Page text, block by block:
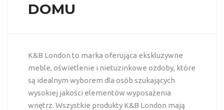
DOMU
K&B London to marka oferująca ekskluzywne
meble, oświetlenie i nietuzinkowe ozdoby, które
są idealnym wyborem dla osób szukających
wysokiej jakości elementów wyposażenia
wnętrz. Wszystkie produkty K&B London mają